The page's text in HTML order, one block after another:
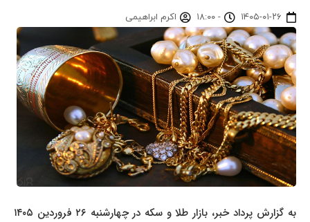
۱۴۰۵-۰۱-۲۶ - ۱۸:۰۰ اکرم ابراهیمی
به گزارش پرداد خبر، بازار طلا و سکه در چهارشنبه ۲۶ فروردین ۱۴۰۵